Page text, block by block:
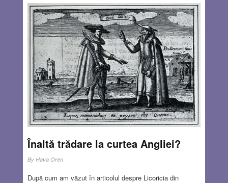
prezentă în culturi foarte diferite. Cu mulți ani în urmă,
chiar înainte de a-i cunoaște semnificația, m-am
confruntat de câteva ori cu această sintagmă. Împlinirea
unor visuri care păreau total irealizabile m-a convins că
îmbătarea cu apă rece nu este întotdeauna inutilă. În timp,
după ce s-au petrecut diverse întâmplări ciudate pe care
nimeni nu le-ar fi crezut posibile, am început să observ cu
atenție fenomenul. Mi-am dat seama că o dorință pe care
o ai astăzi se poate împlini abia peste ani, când aproape
ai uitat-o. Totuși, Universul căruia într-un mod ciudat i-ai
încredințat-o, a găsit modalitatea de a o împlini.
Read
more…
13 COMMENTS
Înaltă trădare la curtea Angliei?
By Hava Oren
După cum am văzut în articolul despre Licoricia din